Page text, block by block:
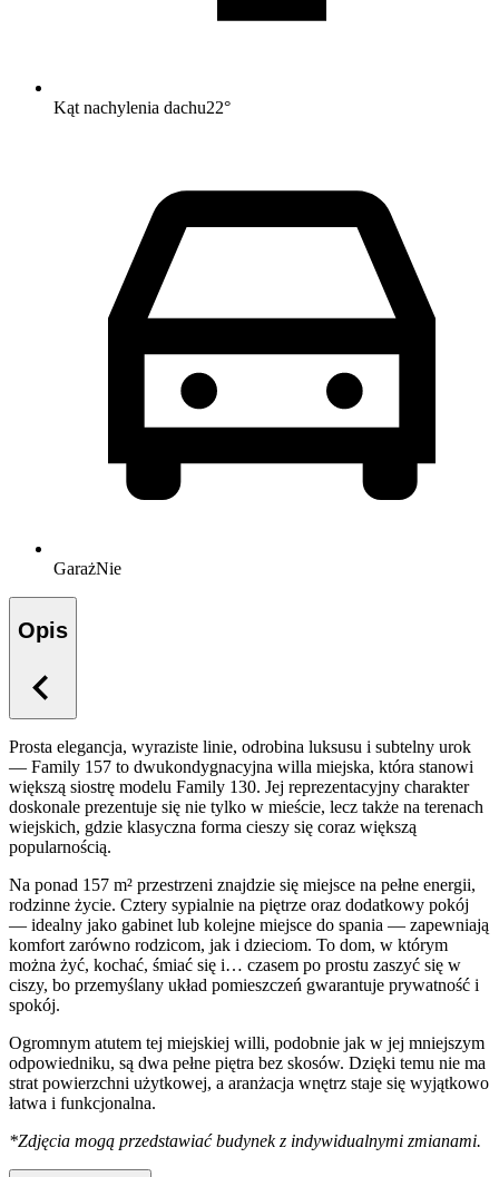
Kąt nachylenia dachu22°
GarażNie
Opis
Prosta elegancja, wyraziste linie, odrobina luksusu i subtelny urok
— Family 157 to dwukondygnacyjna willa miejska, która stanowi
większą siostrę modelu Family 130. Jej reprezentacyjny charakter
doskonale prezentuje się nie tylko w mieście, lecz także na terenach
wiejskich, gdzie klasyczna forma cieszy się coraz większą
popularnością.
Na ponad 157 m² przestrzeni znajdzie się miejsce na pełne energii,
rodzinne życie. Cztery sypialnie na piętrze oraz dodatkowy pokój
— idealny jako gabinet lub kolejne miejsce do spania — zapewniają
komfort zarówno rodzicom, jak i dzieciom. To dom, w którym
można żyć, kochać, śmiać się i… czasem po prostu zaszyć się w
ciszy, bo przemyślany układ pomieszczeń gwarantuje prywatność i
spokój.
Ogromnym atutem tej miejskiej willi, podobnie jak w jej mniejszym
odpowiedniku, są dwa pełne piętra bez skosów. Dzięki temu nie ma
strat powierzchni użytkowej, a aranżacja wnętrz staje się wyjątkowo
łatwa i funkcjonalna.
*Zdjęcia mogą przedstawiać budynek z indywidualnymi zmianami.